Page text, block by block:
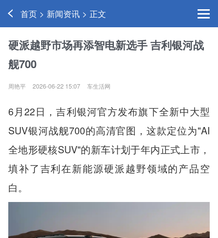
首页 > 新闻资讯 > 正文
硬派越野市场再添智电新选手 吉利银河战
舰700
周艳平 2026-06-22 15:07 车生活网
6月22日，吉利银河官方发布旗下全新中大型
SUV银河战舰700的高清官图，这款定位为"AI
全地形硬核SUV"的新车计划于年内正式上市，
填补了吉利在新能源硬派越野领域的产品空
白。